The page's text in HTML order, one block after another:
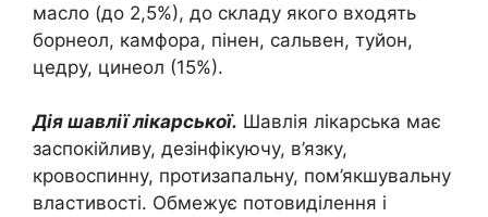
масло (до 2,5%), до складу якого входять
борнеол, камфора, пінен, сальвен, туйон,
цедру, цинеол (15%).
Дія шавлії лікарської. Шавлія лікарська має
заспокійливу, дезінфікуючу, в’язку,
кровоспинну, протизапальну, пом’якшувальну
властивості. Обмежує потовиділення і